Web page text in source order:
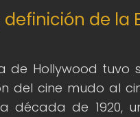
de la
de Hollywood tuvo
del cine mudo al
década de 1920,